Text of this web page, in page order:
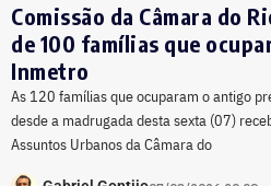
Comissão da Câmara do
de 100 famílias que
Inmetro
As 120 famílias que ocuparam o antigo
desde a madrugada desta sexta (07)
Assuntos Urbanos da Câmara do